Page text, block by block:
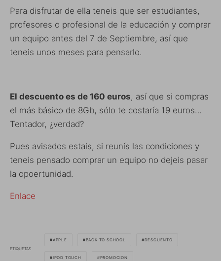
Para disfrutar de ella teneis que ser estudiantes,
profesores o profesional de la educación y comprar
un equipo antes del 7 de Septiembre, así que
teneis unos meses para pensarlo.
El descuento es de 160 euros, así que si compras
el más básico de 8Gb, sólo te costaría 19 euros…
Tentador, ¿verdad?
Pues avisados estais, si reunís las condiciones y
teneis pensado comprar un equipo no dejeis pasar
la opoertunidad.
Enlace
ETIQUETAS
APPLE BACK TO SCHOOL DESCUENTO
IPOD TOUCH PROMOCION